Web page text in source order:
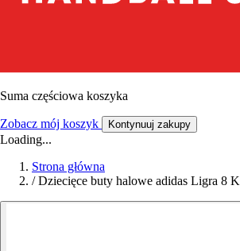
Suma częściowa koszyka
Zobacz mój koszyk Kontynuuj zakupy
Loading...
Strona główna
/ Dziecięce buty halowe adidas Ligra 8 K